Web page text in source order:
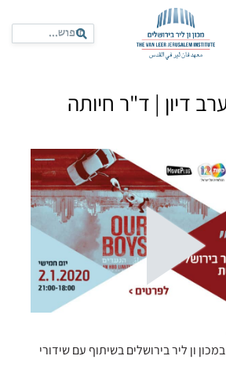
דיון | ד"ר חיותה
ון ליר בירושלים בשיתוף עם שידורי